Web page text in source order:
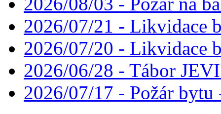
2026/07/21 - Likvidace
2026/07/20 - Likvidace
2026/06/28 - Tábor
2026/07/17 - Požár